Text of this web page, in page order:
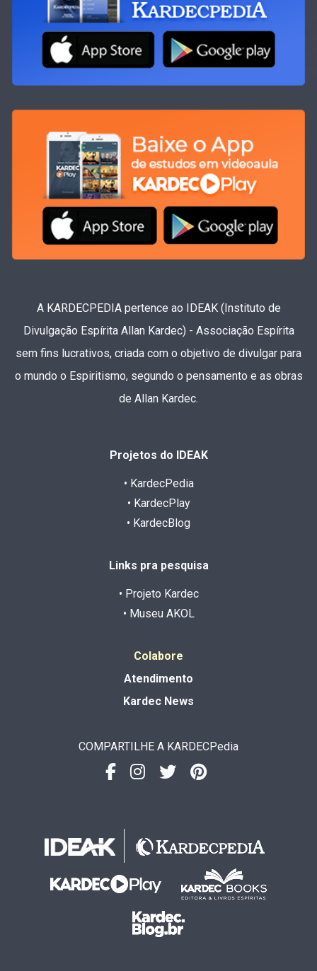
A KARDECPEDIA pertence ao IDEAK (Instituto de
Divulgação Espírita Allan Kardec) - Associação Espírita
sem fins lucrativos, criada com o objetivo de divulgar para
o mundo o Espiritismo, segundo o pensamento e as obras
de Allan Kardec.
Projetos do IDEAK
• KardecPedia
• KardecPlay
• KardecBlog
Links pra pesquisa
• Projeto Kardec
• Museu AKOL
Colabore
Atendimento
Kardec News
COMPARTILHE A KARDECPedia